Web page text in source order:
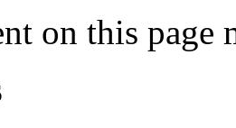
on this page